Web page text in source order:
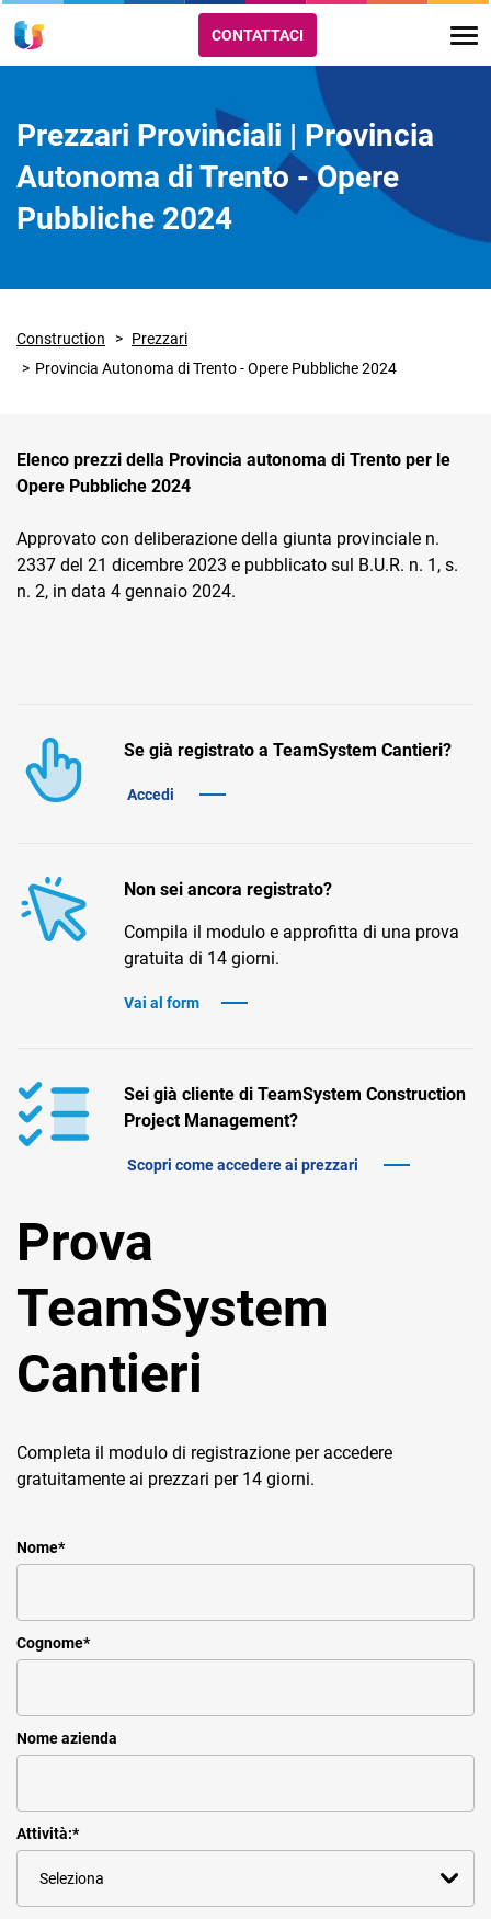
Email Marketing
Fatturazione
HR
Trust Services
TeamSystem Corporate
CONTATTACI
Prezzari Provinciali | Provincia
Autonoma di Trento - Opere
Pubbliche 2024
Construction
Prezzari
Provincia Autonoma di Trento - Opere Pubbliche 2024
Elenco prezzi della Provincia autonoma di Trento per le
Opere Pubbliche 2024
Approvato con deliberazione della giunta provinciale n.
2337 del 21 dicembre 2023 e pubblicato sul B.U.R. n. 1, s.
n. 2, in data 4 gennaio 2024.
Se già registrato a TeamSystem Cantieri?
Accedi
Non sei ancora registrato?
Compila il modulo e approfitta di una prova
gratuita di 14 giorni.
Vai al form
Sei già cliente di TeamSystem Construction
Project Management?
Scopri come accedere ai prezzari
Prova
TeamSystem
Cantieri
Completa il modulo di registrazione per accedere
gratuitamente ai prezzari per 14 giorni.
Nome*
Cognome*
Nome azienda
Attività:*